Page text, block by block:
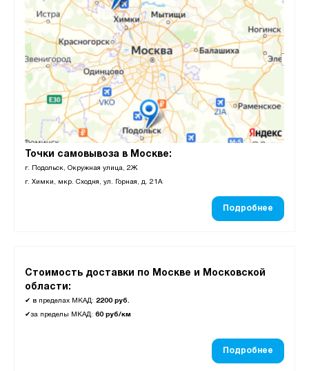
Точки самовывоза в Москве:
г. Подольск, Окружная улица, 2Ж
г. Химки, мкр. Сходня, ул. Горная, д. 21А
Подробнее
Стоимость доставки по Москве и Московской
области:
✔ в пределах МКАД: 2200 руб.
✔за пределы МКАД: 60 руб/км
Подробнее